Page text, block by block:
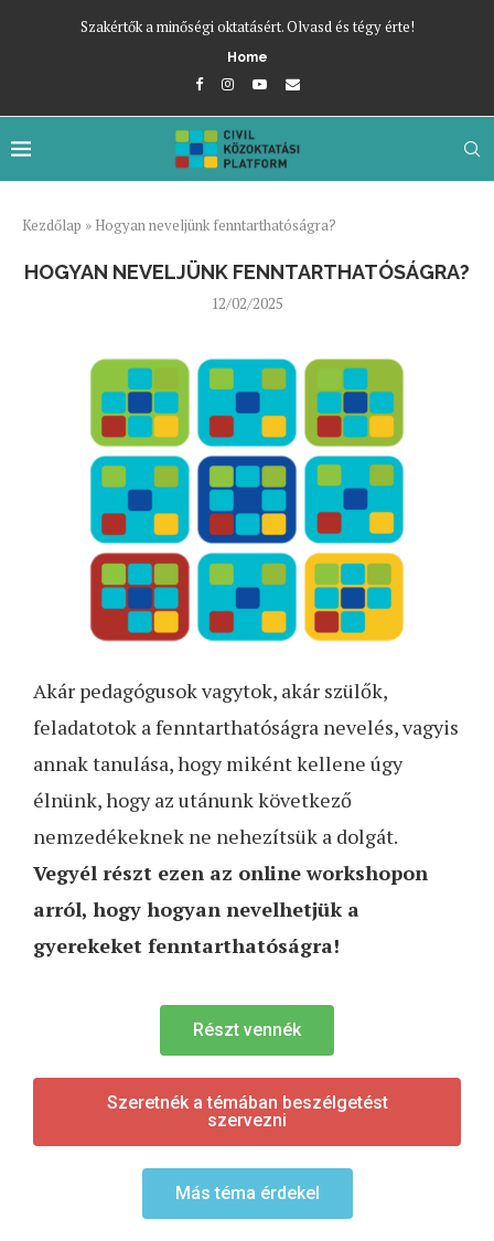
Szakértők a minőségi oktatásért. Olvasd és tégy érte!
Home
Kezdőlap » Hogyan neveljünk fenntarthatóságra?
HOGYAN NEVELJÜNK FENNTARTHATÓSÁGRA?
12/02/2025
Akár pedagógusok vagytok, akár szülők,
feladatotok a fenntarthatóságra nevelés, vagyis
annak tanulása, hogy miként kellene úgy
élnünk, hogy az utánunk következő
nemzedékeknek ne nehezítsük a dolgát.
Vegyél részt ezen az online workshopon
arról, hogy hogyan nevelhetjük a
gyerekeket fenntarthatóságra!
Részt vennék
Szeretnék a témában beszélgetést
szervezni
Más téma érdekel